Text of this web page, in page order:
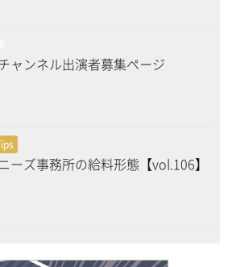
ャンネル出演者募集ページ
ーズ事務所の給料形態【vol.106】